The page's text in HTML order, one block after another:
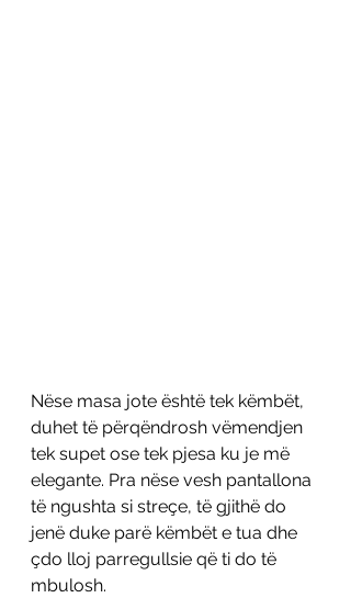
Nëse masa jote është tek këmbët,
duhet të përqëndrosh vëmendjen
tek supet ose tek pjesa ku je më
elegante. Pra nëse vesh pantallona
të ngushta si streçe, të gjithë do
jenë duke parë këmbët e tua dhe
çdo lloj parregullsie që ti do të
mbulosh.